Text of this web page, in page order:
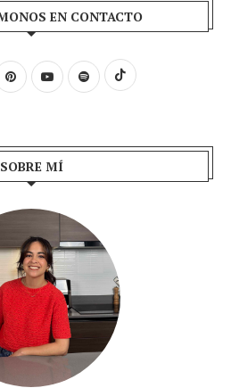
EN CONTACTO
SOBRE MÍ